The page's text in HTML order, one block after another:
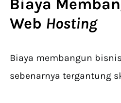
Biaya
Web Hosting
Biaya membangun
sebenarnya tergantung